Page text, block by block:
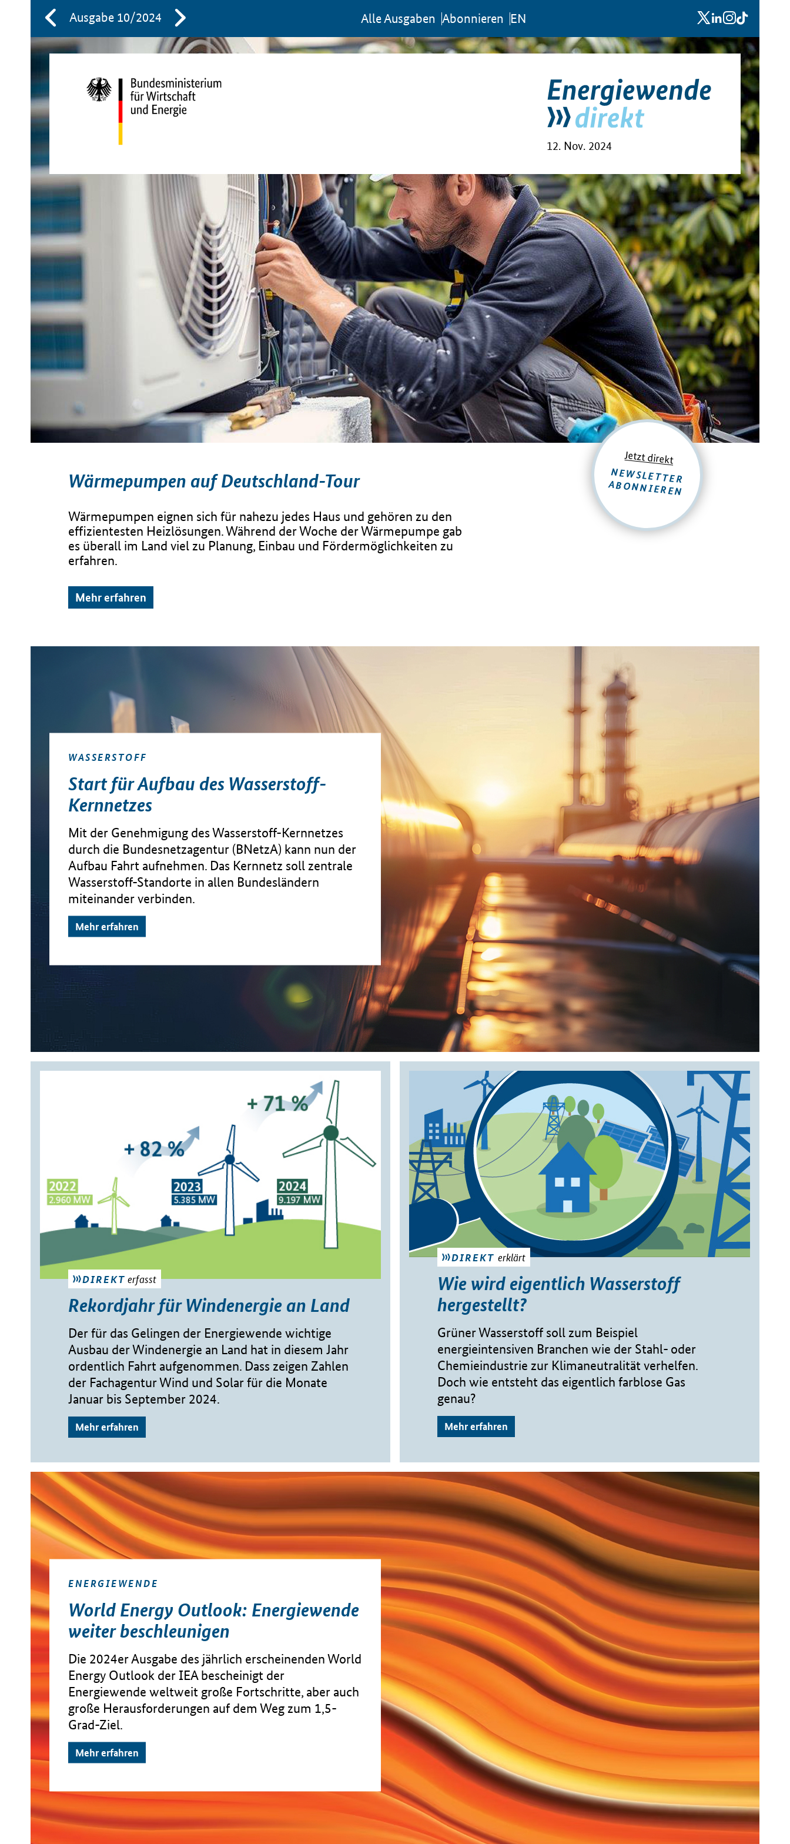
Ausgabe 10/2024 Al­le Aus­ga­ben Abon­nie­ren EN x linkedin
instagram
12. Nov. 2024
Wärmepumpen auf Deutschland-Tour
Wärmepumpen eignen sich für nahezu jedes Haus und gehören zu den
effizientesten Heizlösungen. Während der Woche der Wärmepumpe gab
es überall im Land viel zu Planung, Einbau und Fördermöglichkeiten zu
erfahren.
Mehr erfahren
Jetzt direkt
NEWSLETTER
ABONNIEREN
WASSERSTOFF
Start für Aufbau des Wasserstoff-
Kernnetzes
Mit der Genehmigung des Wasserstoff-Kernnetzes
durch die Bundesnetzagentur (BNetzA) kann nun der
Aufbau Fahrt aufnehmen. Das Kernnetz soll zentrale
Wasserstoff-Standorte in allen Bundesländern
miteinander verbinden.
Mehr erfahren
DIREKT erfasst
Rekordjahr für Windenergie an Land
Der für das Gelingen der Energiewende wichtige
Ausbau der Windenergie an Land hat in diesem Jahr
ordentlich Fahrt aufgenommen. Dass zeigen Zahlen
der Fachagentur Wind und Solar für die Monate
Januar bis September 2024.
Mehr erfahren
DIREKT erklärt
Wie wird eigentlich Wasserstoff
hergestellt?
Grüner Wasserstoff soll zum Beispiel
energieintensiven Branchen wie der Stahl- oder
Chemieindustrie zur Klimaneutralität verhelfen.
Doch wie entsteht das eigentlich farblose Gas
genau?
Mehr erfahren
ENERGIEWENDE
World Energy Outlook: Energiewende
weiter beschleunigen
Die 2024er Ausgabe des jährlich erscheinenden World
Energy Outlook der IEA bescheinigt der
Energiewende weltweit große Fortschritte, aber auch
große Herausforderungen auf dem Weg zum 1,5-
Grad-Ziel.
Mehr erfahren